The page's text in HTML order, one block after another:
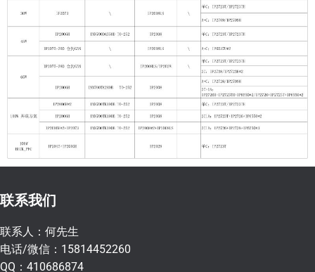
联系我们
联系人：何先生
电话/微信：15814452260
QQ：410686874